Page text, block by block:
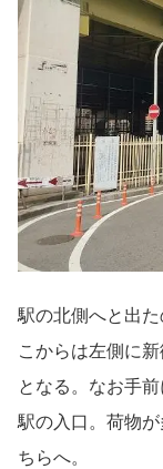
駅の北側へと出
こからは左側に
となる。なお手
駅の入口。荷物
ちらへ。